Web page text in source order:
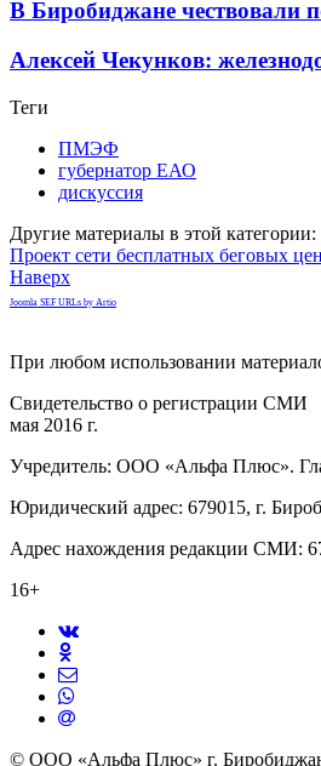
В Биробиджане чествовали
Алексей Чекунков:
Теги
ПМЭФ
губернатор ЕАО
дискуссия
Другие материалы в этой категории:
Проект сети бесплатных беговых
Наверх
Joomla SEF URLs by Artio
При любом использовании
Свидетельство о регистрации СМИ
мая 2016 г.
Учредитель: ООО «Альфа Плюс».
Юридический адрес: 679015, г.
Адрес нахождения редакции СМИ:
16+
© ООО «Альфа Плюс» г.